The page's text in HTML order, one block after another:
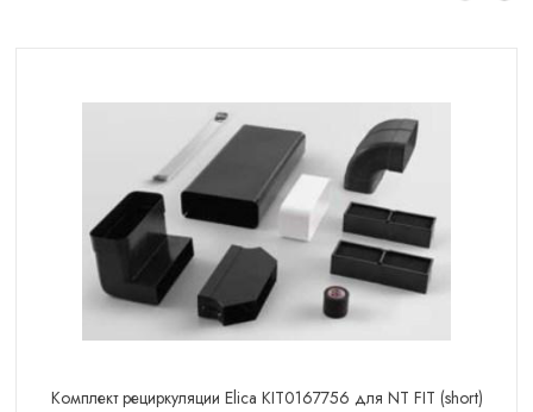
Комплект рециркуляции Elica KIT0167756 для NT FIT (short)